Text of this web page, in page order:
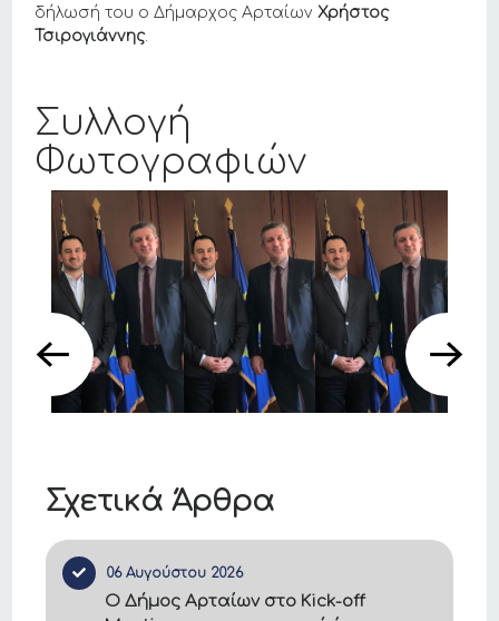
Σχετικά Άρθρα
06 Αυγούστου 2026
Ο Δήμος Αρταίων στο Kick-off
δήλωσή του ο Δήμαρχος ΑρταίωνΧρήστος
Τσιρογιάννης.
Συλλογή
Φωτογραφιών